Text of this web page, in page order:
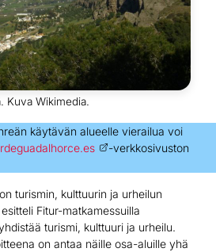
Kuva Wikimedia.
käytävän alueelle vierailua voi
-verkkosivuston
turismin, kulttuurin ja urheilun
Fitur-matkamessuilla
turismi, kulttuuri ja urheilu.
on antaa näille osa-aluille yhä